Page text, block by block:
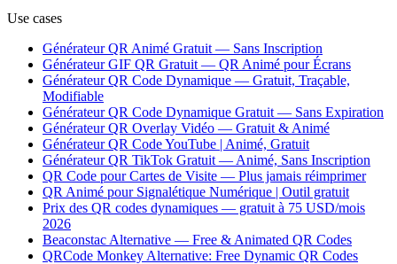
Use cases
Générateur QR Animé Gratuit — Sans Inscription
Générateur GIF QR Gratuit — QR Animé pour Écrans
Générateur QR Code Dynamique — Gratuit, Traçable,
Modifiable
Générateur QR Code Dynamique Gratuit — Sans Expiration
Générateur QR Overlay Vidéo — Gratuit & Animé
Générateur QR Code YouTube | Animé, Gratuit
Générateur QR TikTok Gratuit — Animé, Sans Inscription
QR Code pour Cartes de Visite — Plus jamais réimprimer
QR Animé pour Signalétique Numérique | Outil gratuit
Prix des QR codes dynamiques — gratuit à 75 USD/mois
2026
Beaconstac Alternative — Free & Animated QR Codes
QRCode Monkey Alternative: Free Dynamic QR Codes